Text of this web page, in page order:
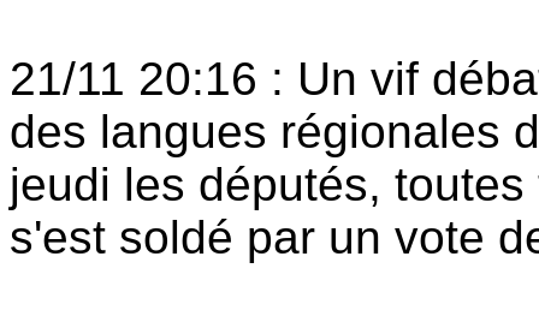
21/11 20:16 : Un vif
des langues régionales
jeudi les députés,
s'est soldé par un vote